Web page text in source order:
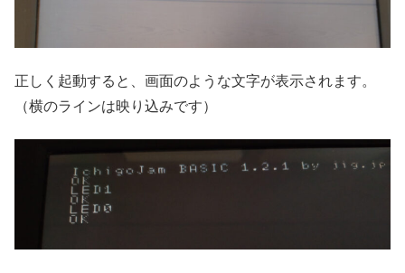
正しく起動すると、画面のような文字が表示されます。
（横のラインは映り込みです）